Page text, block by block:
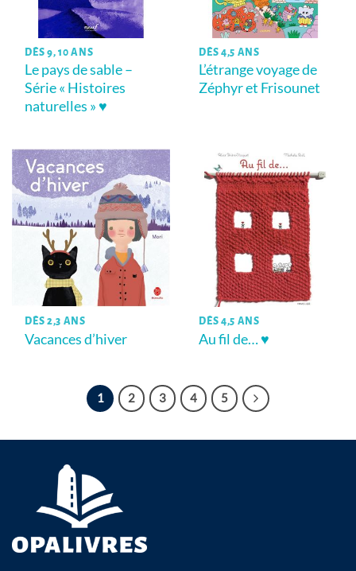
DÈS 9, 10 ANS
Le pays de sable –
Série « Histoires
naturelles » ♥
DÈS 4,5 ANS
L’étrange voyage de
Zéphyr et Frisounet
DÈS 2,3 ANS
Vacances d’hiver
DÈS 4,5 ANS
Au fil de… ♥
1 2 3 4 5